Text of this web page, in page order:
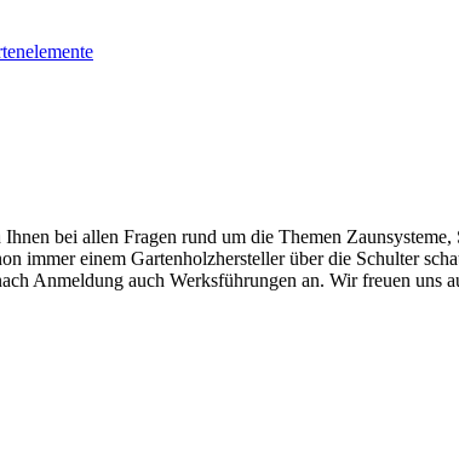
bei allen Fragen rund um die Themen Zaunsysteme,
immer einem Gartenholzhersteller über die Schulter
Anmeldung auch Werksführungen an. Wir freuen uns